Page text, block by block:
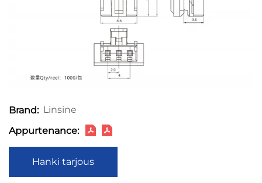
Brand: Linsine
Appurtenance:
Hanki tarjous